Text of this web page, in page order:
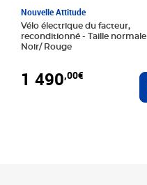
Nouvelle Attitude
Vélo électrique du facteur,
reconditionné - Taille normale -
Noir/ Rouge
1 490,00€